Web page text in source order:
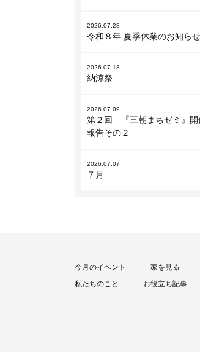
2026.07.28
令和８年 夏季休業のお知らせ
2026.07.18
納涼祭
2026.07.09
第２回 『三朝まちゼミ』
報告その２
2026.07.07
７月
今月のイベント 家を見る
私たちのこと
お役立ち記事